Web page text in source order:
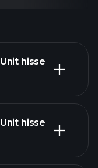
hisse
hisse